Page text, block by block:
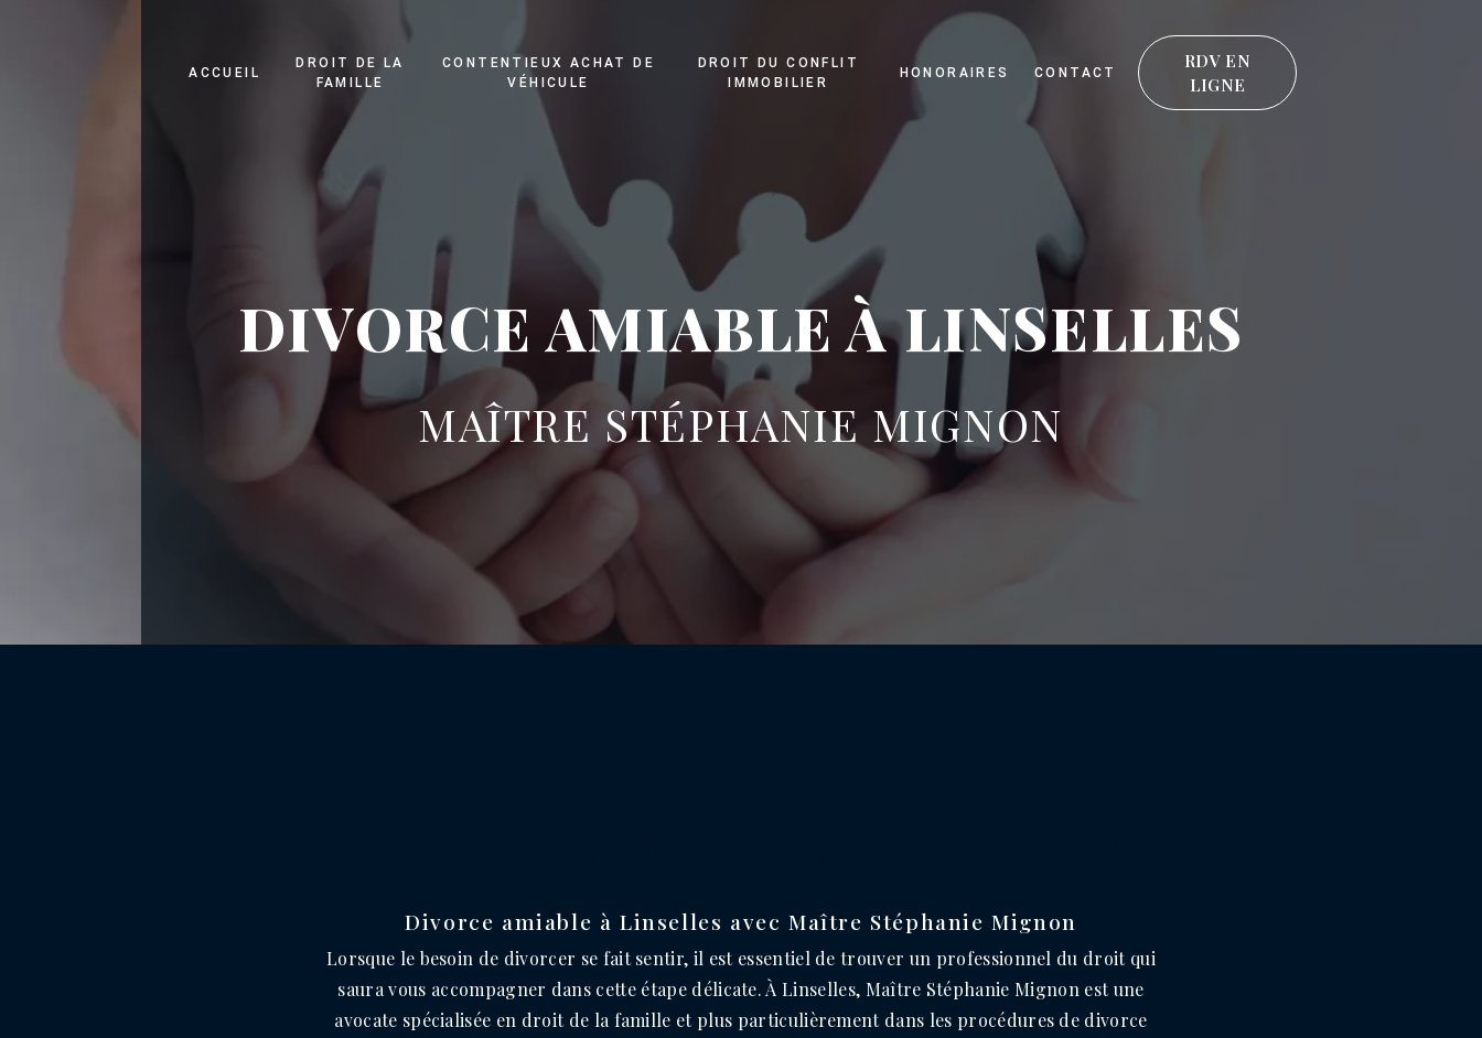
ACCUEIL
DROIT DE LA
FAMILLE
CONTENTIEUX ACHAT DE
VÉHICULE
DROIT DU CONFLIT
IMMOBILIER
HONORAIRES CONTACT
RDV EN
LIGNE
DIVORCE AMIABLE À LINSELLES
MAÎTRE STÉPHANIE MIGNON
Divorce amiable à Linselles avec Maître Stéphanie Mignon
Lorsque le besoin de divorcer se fait sentir, il est essentiel de trouver un professionnel du droit qui
saura vous accompagner dans cette étape délicate. À Linselles, Maître Stéphanie Mignon est une
avocate spécialisée en droit de la famille et plus particulièrement dans les procédures de divorce